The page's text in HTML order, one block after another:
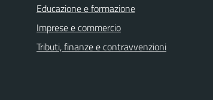
Educazione e formazione
Imprese e commercio
Tributi, finanze e contravvenzioni